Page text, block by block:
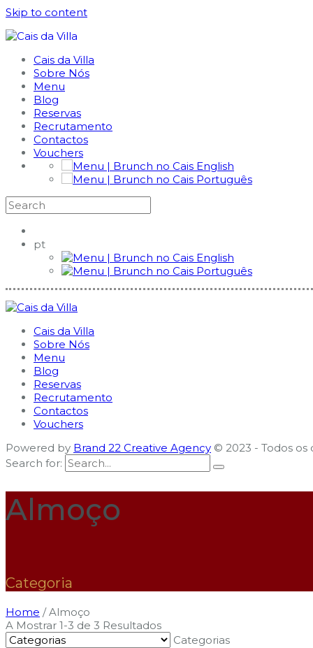
Skip to content
Cais da Villa
Sobre Nós
Menu
Blog
Reservas
Recrutamento
Contactos
Vouchers
English
Português
pt
English
Português
Cais da Villa
Sobre Nós
Menu
Blog
Reservas
Recrutamento
Contactos
Vouchers
Powered by Brand 22 Creative Agency © 2023 - Todos os
Search for:
Almoço
Categoria
Home /Almoço
A Mostrar 1-3 de 3 Resultados
Categorias